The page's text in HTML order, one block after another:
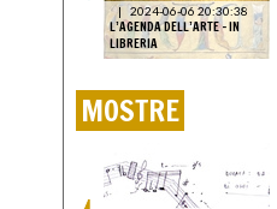
| 2024-06-06 20:30:38
L’AGENDA DELL’ARTE - IN
LIBRERIA
MOSTRE